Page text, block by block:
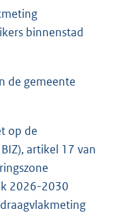
binnenstad
de gemeente
op de
artikel 17 van
2026-2030